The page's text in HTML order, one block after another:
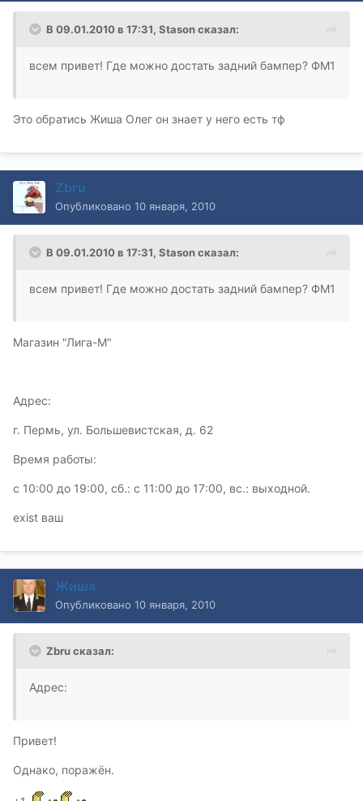
В 09.01.2010 в 17:31, Stason сказал:
всем привет! Где можно достать задний бампер? ФМ1
Это обратись Жиша Олег он знает у него есть тф
Zbru
Опубликовано 10 января, 2010
В 09.01.2010 в 17:31, Stason сказал:
всем привет! Где можно достать задний бампер? ФМ1
Магазин "Лига-М"
Адрес:
г. Пермь, ул. Большевистская, д. 62
Время работы:
c 10:00 до 19:00, сб.: c 11:00 до 17:00, вс.: выходной.
exist ваш
Жиша
Опубликовано 10 января, 2010
Zbru сказал:
Адрес:
Привет!
Однако, поражён.